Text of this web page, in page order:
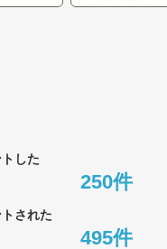
した
250件
された
495件